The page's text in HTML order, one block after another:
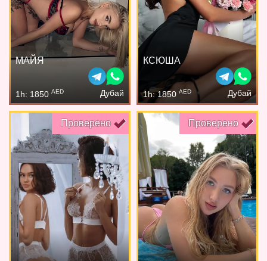
МАЙЯ
1h: 1850 AED Дубай
КСЮША
1h: 1850 AED Дубай
Проверено Проверено